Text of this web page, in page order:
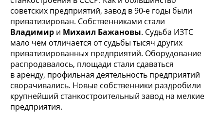
советских предприятий, завод в 90-е годы были
приватизирован. Собственниками стали
Владимир и Михаил Бажановы. Судьба ИЗТС
мало чем отличается от судьбы тысяч других
приватизированных предприятий. Оборудование
распродавалось, площади стали сдаваться
в аренду, профильная деятельность предприятий
сворачивались. Новые собственники раздробили
крупнейший станкостроительный завод на мелкие
предприятия.